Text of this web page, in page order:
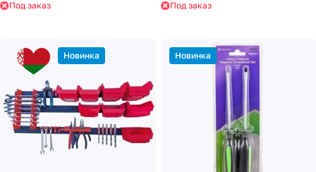
Под заказ
Под заказ
Новинка Новинка